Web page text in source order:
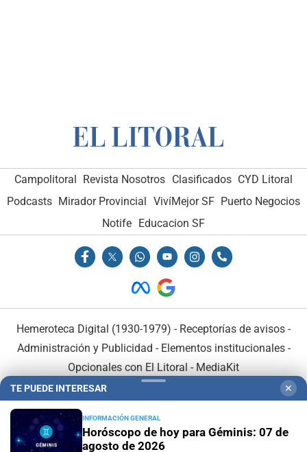
Campolitoral Revista Nosotros Clasificados CYD Litoral
Podcasts Mirador Provincial VivíMejor SF Puerto Negocios
Notife
Educacion SF
Hemeroteca Digital (1930-1979) - Receptorías de avisos -
Administración y Publicidad - Elementos institucionales-
Opcionales con El Litoral - MediaKit
TE PUEDE INTERESAR ✕
INFORMACIÓN GENERAL
Horóscopo de hoy para Géminis: 07 de
agosto de 2026